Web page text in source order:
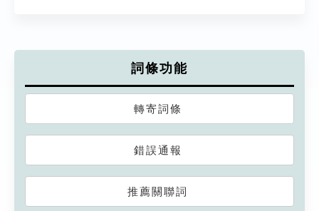
詞條功能
轉寄詞條
錯誤通報
推薦關聯詞